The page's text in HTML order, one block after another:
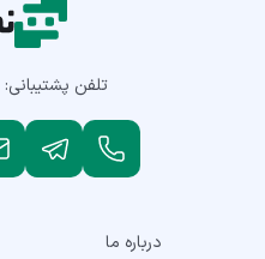
تلفن پشتیبانی:
درباره ما